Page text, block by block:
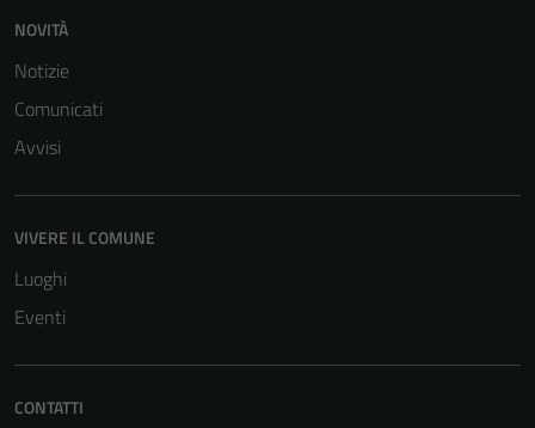
NOVITÀ
Notizie
Comunicati
Avvisi
VIVERE IL COMUNE
Luoghi
Eventi
CONTATTI